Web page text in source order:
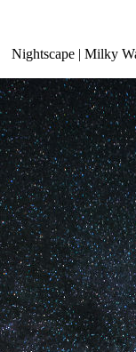
Nightscape | Milky